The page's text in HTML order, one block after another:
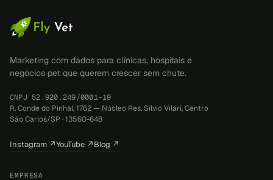
Marketing com dados para clínicas, hospitais e
negócios pet que querem crescer sem chute.
CNPJ 52.920.249/0001-19
R. Conde do Pinhal, 1762 — Núcleo Res. Sílvio Vilari, Centro
São Carlos/SP · 13560-648
Instagram ↗YouTube ↗Blog ↗
EMPRESA